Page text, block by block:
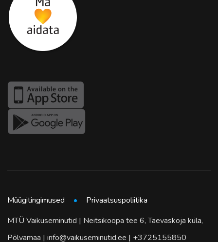
MTÜ Vaikuseminutid | Neitsikoopa tee 6, Taevaskoja küla,
Põlvamaa | info@vaikuseminutid.ee | +3725155850
Müügitingimused Privaatsuspoliitika